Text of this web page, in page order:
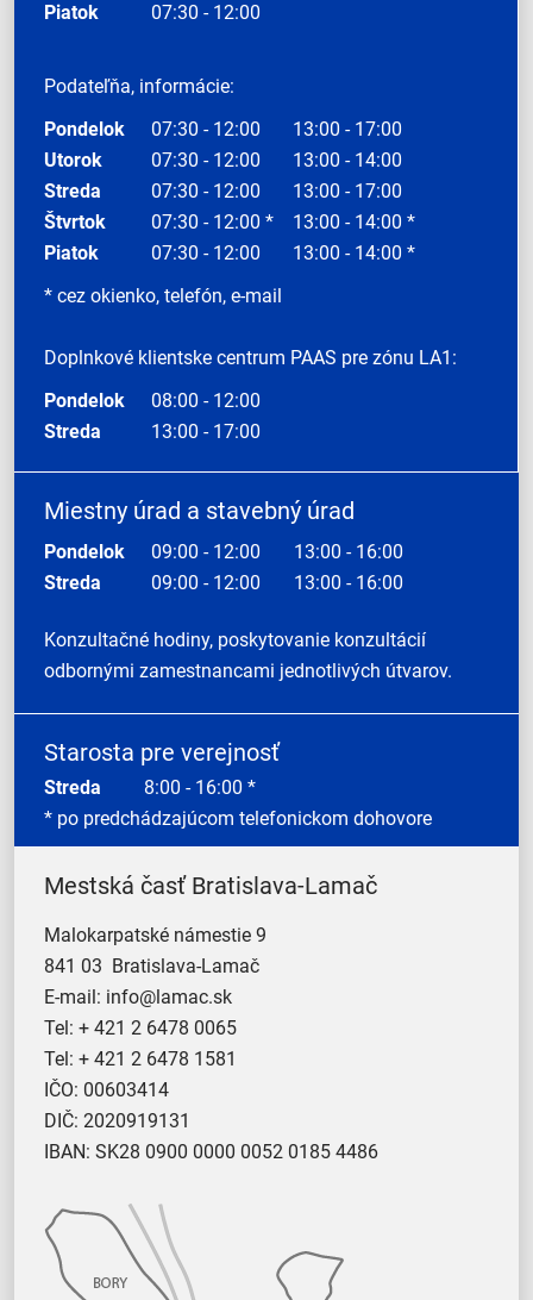
Piatok 07:30 - 12:00
Podateľňa, informácie:
Pondelok
07:30 - 12:00
13:00 - 17:00
Utorok
07:30 - 12:00
13:00 - 14:00
Streda
07:30 - 12:00
13:00 - 17:00
Štvrtok
07:30 - 12:00 *
13:00 - 14:00 *
Piatok
07:30 - 12:00
13:00 - 14:00 *
* cez okienko, telefón, e-mail
Doplnkové klientske centrum PAAS pre zónu LA1:
Pondelok
08:00 - 12:00
Streda
13:00 - 17:00
Miestny úrad a stavebný úrad
Pondelok 09:00 - 12:00
13:00 - 16:00
Streda
09:00 - 12:00 13:00 - 16:00
Konzultačné hodiny, poskytovanie konzultácií
odbornými zamestnancami jednotlivých útvarov.
Starosta pre verejnosť
Streda 8:00 - 16:00 *
* po predchádzajúcom telefonickom dohovore
Mestská časť Bratislava-Lamač
Malokarpatské námestie 9
841 03 Bratislava-Lamač
E-mail: info@lamac.sk
Tel: + 421 2 6478 0065
Tel: + 421 2 6478 1581
IČO: 00603414
DIČ: 2020919131
IBAN: SK28 0900 0000 0052 0185 4486